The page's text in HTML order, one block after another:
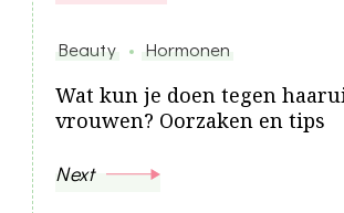
Beauty Hormonen
Wat kun je doen tegen
vrouwen? Oorzaken en tips
Next